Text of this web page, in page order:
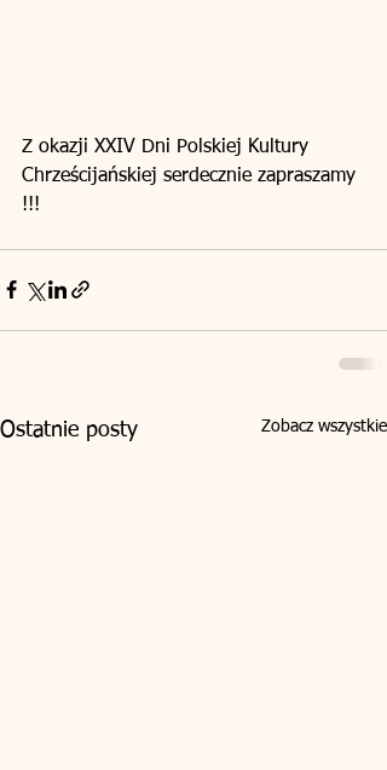
Z okazji XXIV Dni Polskiej Kultury
Chrześcijańskiej serdecznie zapraszamy
!!!
Ostatnie posty Zobacz wszystkie